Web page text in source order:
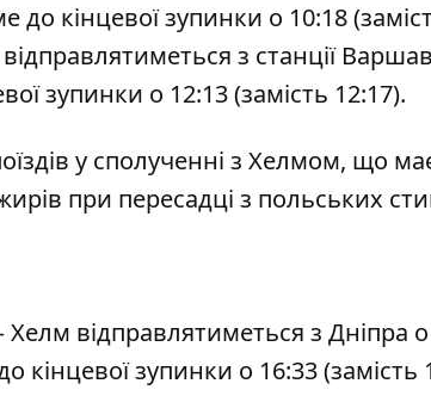
до кінцевої зупинки о 10:18
з станції
зупинки о 12:13 (замість 12:17).
у сполученні з Хелмом, що
при пересадці з польських
Хелм відправлятиметься з Дніпра
кінцевої зупинки о 16:33 (замість